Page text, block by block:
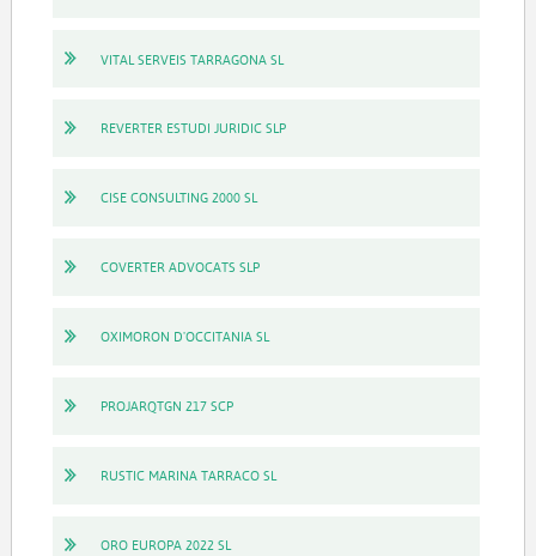
VITAL SERVEIS TARRAGONA SL
REVERTER ESTUDI JURIDIC SLP
CISE CONSULTING 2000 SL
COVERTER ADVOCATS SLP
OXIMORON D'OCCITANIA SL
PROJARQTGN 217 SCP
RUSTIC MARINA TARRACO SL
ORO EUROPA 2022 SL